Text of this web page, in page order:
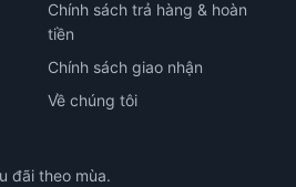
Chính sách trả hàng & hoàn
tiền
Chính sách giao nhận
Về chúng tôi
đãi theo mùa.